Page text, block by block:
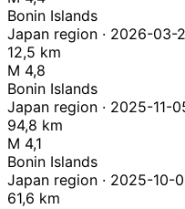
Bonin Islands
Japan region · 2026-03-
12,5 km
M 4,8
Bonin Islands
Japan region · 2025-11-
94,8 km
M 4,1
Bonin Islands
Japan region · 2025-10-
61,6 km